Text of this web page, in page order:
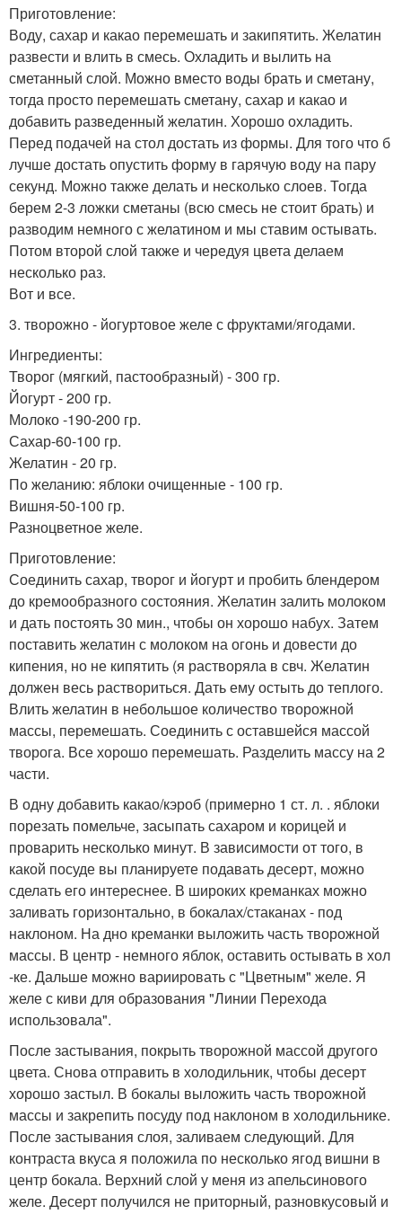
Приготовление:
Воду, сахар и какао перемешать и закипятить. Желатин
развести и влить в смесь. Охладить и вылить на
сметанный слой. Можно вместо воды брать и сметану,
тогда просто перемешать сметану, сахар и какао и
добавить разведенный желатин. Хорошо охладить.
Перед подачей на стол достать из формы. Для того что б
лучше достать опустить форму в гарячую воду на пару
секунд. Можно также делать и несколько слоев. Тогда
берем 2-3 ложки сметаны (всю смесь не стоит брать) и
разводим немного с желатином и мы ставим остывать.
Потом второй слой также и чередуя цвета делаем
несколько раз.
Вот и все.
3. творожно - йогуртовое желе с фруктами/ягодами.
Ингредиенты:
Творог (мягкий, пастообразный) - 300 гр.
Йогурт - 200 гр.
Молоко -190-200 гр.
Сахар-60-100 гр.
Желатин - 20 гр.
По желанию: яблоки очищенные - 100 гр.
Вишня-50-100 гр.
Разноцветное желе.
Приготовление:
Соединить сахар, творог и йогурт и пробить блендером
до кремообразного состояния. Желатин залить молоком
и дать постоять 30 мин., чтобы он хорошо набух. Затем
поставить желатин с молоком на огонь и довести до
кипения, но не кипятить (я растворяла в свч. Желатин
должен весь раствориться. Дать ему остыть до теплого.
Влить желатин в небольшое количество творожной
массы, перемешать. Соединить с оставшейся массой
творога. Все хорошо перемешать. Разделить массу на 2
части.
В одну добавить какао/кэроб (примерно 1 ст. л. . яблоки
порезать помельче, засыпать сахаром и корицей и
проварить несколько минут. В зависимости от того, в
какой посуде вы планируете подавать десерт, можно
сделать его интереснее. В широких креманках можно
заливать горизонтально, в бокалах/стаканах - под
наклоном. На дно креманки выложить часть творожной
массы. В центр - немного яблок, оставить остывать в хол
-ке. Дальше можно вариировать с "Цветным" желе. Я
желе с киви для образования "Линии Перехода
использовала".
После застывания, покрыть творожной массой другого
цвета. Снова отправить в холодильник, чтобы десерт
хорошо застыл. В бокалы выложить часть творожной
массы и закрепить посуду под наклоном в холодильнике.
После застывания слоя, заливаем следующий. Для
контраста вкуса я положила по несколько ягод вишни в
центр бокала. Верхний слой у меня из апельсинового
желе. Десерт получился не приторный, разновкусовый и